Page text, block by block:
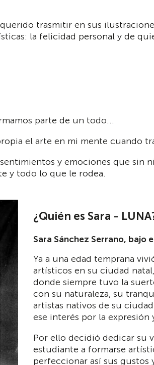
trasmitir en sus
la felicidad personal y de
parte de un todo...
el arte en mi mente cuando
y emociones que sin
y todo lo que le rodea.
¿Quién es Sara -
Sara Sánchez Serrano, bajo
Ya a una edad temprana
artísticos en su ciudad
donde siempre tuvo la
con su naturaleza, su
artistas nativos de su
ese interés por la expresión
Por ello decidió dedicar su
estudiante a formarse
perfeccionar así sus gustos